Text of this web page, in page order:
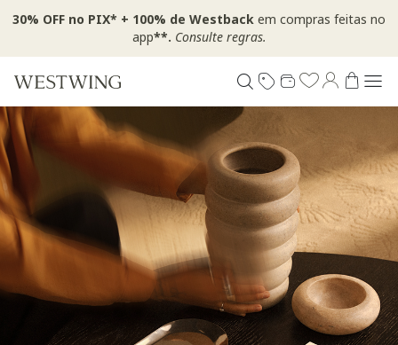
30% OFF no PIX* + 100% de Westback em compras feitas no
app**. Consulte regras.